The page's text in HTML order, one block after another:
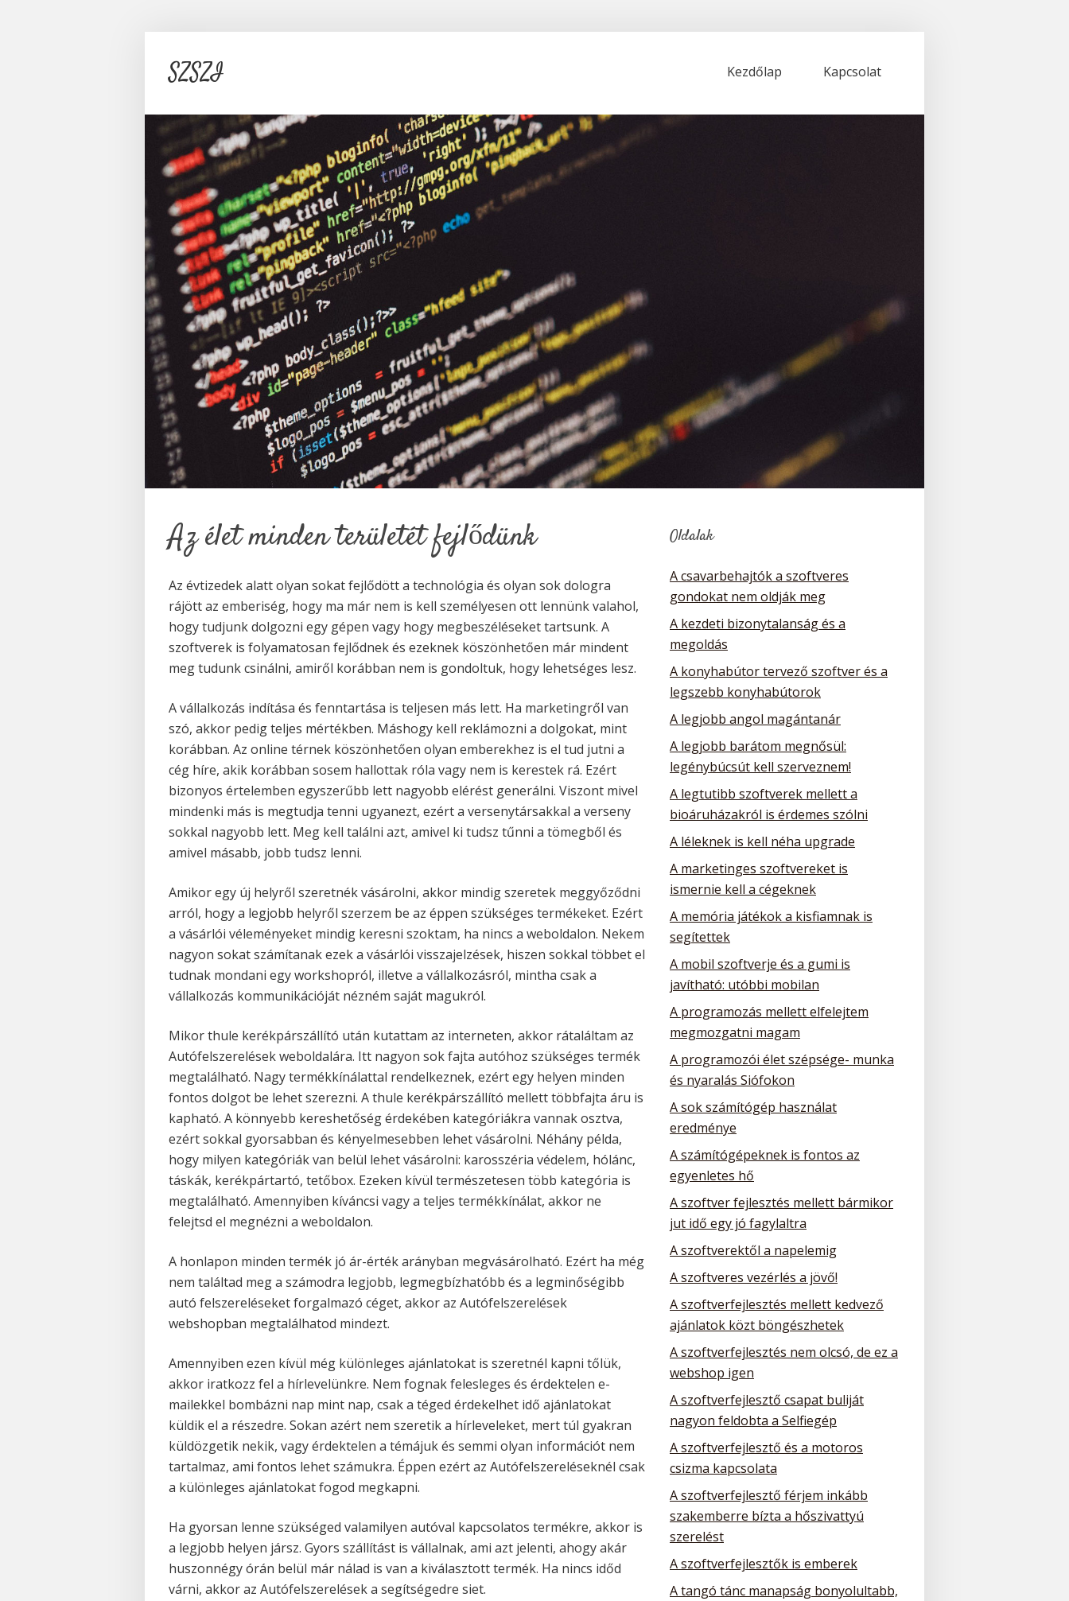
SZSZI Kezdőlap Kapcsolat
Az élet minden területét fejlődünk
Az évtizedek alatt olyan sokat fejlődött a technológia és olyan sok dologra
rájött az emberiség, hogy ma már nem is kell személyesen ott lennünk valahol,
hogy tudjunk dolgozni egy gépen vagy hogy megbeszéléseket tartsunk. A
szoftverek is folyamatosan fejlődnek és ezeknek köszönhetően már mindent
meg tudunk csinálni, amiről korábban nem is gondoltuk, hogy lehetséges lesz.
A vállalkozás indítása és fenntartása is teljesen más lett. Ha marketingről van
szó, akkor pedig teljes mértékben. Máshogy kell reklámozni a dolgokat, mint
korábban. Az online térnek köszönhetően olyan emberekhez is el tud jutni a
cég híre, akik korábban sosem hallottak róla vagy nem is kerestek rá. Ezért
bizonyos értelemben egyszerűbb lett nagyobb elérést generálni. Viszont mivel
mindenki más is megtudja tenni ugyanezt, ezért a versenytársakkal a verseny
sokkal nagyobb lett. Meg kell találni azt, amivel ki tudsz tűnni a tömegből és
amivel másabb, jobb tudsz lenni.
Amikor egy új helyről szeretnék vásárolni, akkor mindig szeretek meggyőződni
arról, hogy a legjobb helyről szerzem be az éppen szükséges termékeket. Ezért
a vásárlói véleményeket mindig keresni szoktam, ha nincs a weboldalon. Nekem
nagyon sokat számítanak ezek a vásárlói visszajelzések, hiszen sokkal többet el
tudnak mondani egy workshopról, illetve a vállalkozásról, mintha csak a
vállalkozás kommunikációját nézném saját magukról.
Mikor thule kerékpárszállító után kutattam az interneten, akkor rátaláltam az
Autófelszerelések weboldalára. Itt nagyon sok fajta autóhoz szükséges termék
megtalálható. Nagy termékkínálattal rendelkeznek, ezért egy helyen minden
fontos dolgot be lehet szerezni. A thule kerékpárszállító mellett többfajta áru is
kapható. A könnyebb kereshetőség érdekében kategóriákra vannak osztva,
ezért sokkal gyorsabban és kényelmesebben lehet vásárolni. Néhány példa,
hogy milyen kategóriák van belül lehet vásárolni: karosszéria védelem, hólánc,
táskák, kerékpártartó, tetőbox. Ezeken kívül természetesen több kategória is
megtalálható. Amennyiben kíváncsi vagy a teljes termékkínálat, akkor ne
felejtsd el megnézni a weboldalon.
A honlapon minden termék jó ár-érték arányban megvásárolható. Ezért ha még
nem találtad meg a számodra legjobb, legmegbízhatóbb és a legminőségibb
autó felszereléseket forgalmazó céget, akkor az Autófelszerelések
webshopban megtalálhatod mindezt.
Amennyiben ezen kívül még különleges ajánlatokat is szeretnél kapni tőlük,
akkor iratkozz fel a hírlevelünkre. Nem fognak felesleges és érdektelen e-
mailekkel bombázni nap mint nap, csak a téged érdekelhet idő ajánlatokat
küldik el a részedre. Sokan azért nem szeretik a hírleveleket, mert túl gyakran
küldözgetik nekik, vagy érdektelen a témájuk és semmi olyan információt nem
tartalmaz, ami fontos lehet számukra. Éppen ezért az Autófelszereléseknél csak
a különleges ajánlatokat fogod megkapni.
Ha gyorsan lenne szükséged valamilyen autóval kapcsolatos termékre, akkor is
a legjobb helyen jársz. Gyors szállítást is vállalnak, ami azt jelenti, ahogy akár
huszonnégy órán belül már nálad is van a kiválasztott termék. Ha nincs időd
várni, akkor az Autófelszerelések a segítségedre siet.
Oldalak
A csavarbehajtók a szoftveres
gondokat nem oldják meg
A kezdeti bizonytalanság és a
megoldás
A konyhabútor tervező szoftver és a
legszebb konyhabútorok
A legjobb angol magántanár
A legjobb barátom megnősül:
legénybúcsút kell szerveznem!
A legtutibb szoftverek mellett a
bioáruházakról is érdemes szólni
A léleknek is kell néha upgrade
A marketinges szoftvereket is
ismernie kell a cégeknek
A memória játékok a kisfiamnak is
segítettek
A mobil szoftverje és a gumi is
javítható: utóbbi mobilan
A programozás mellett elfelejtem
megmozgatni magam
A programozói élet szépsége- munka
és nyaralás Siófokon
A sok számítógép használat
eredménye
A számítógépeknek is fontos az
egyenletes hő
A szoftver fejlesztés mellett bármikor
jut idő egy jó fagylaltra
A szoftverektől a napelemig
A szoftveres vezérlés a jövő!
A szoftverfejlesztés mellett kedvező
ajánlatok közt böngészhetek
A szoftverfejlesztés nem olcsó, de ez a
webshop igen
A szoftverfejlesztő csapat buliját
nagyon feldobta a Selfiegép
A szoftverfejlesztő és a motoros
csizma kapcsolata
A szoftverfejlesztő férjem inkább
szakemberre bízta a hőszivattyú
szerelést
A szoftverfejlesztők is emberek
A tangó tánc manapság bonyolultabb,